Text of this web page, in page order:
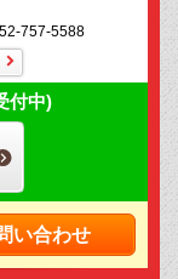
757-5588
付中)
い合わせ